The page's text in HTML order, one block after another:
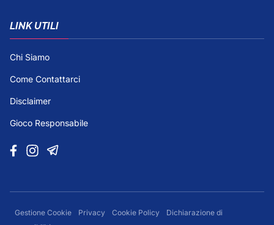
LINK UTILI
Chi Siamo
Come Contattarci
Disclaimer
Gioco Responsabile
Gestione Cookie Privacy Cookie Policy
Dichiarazione di